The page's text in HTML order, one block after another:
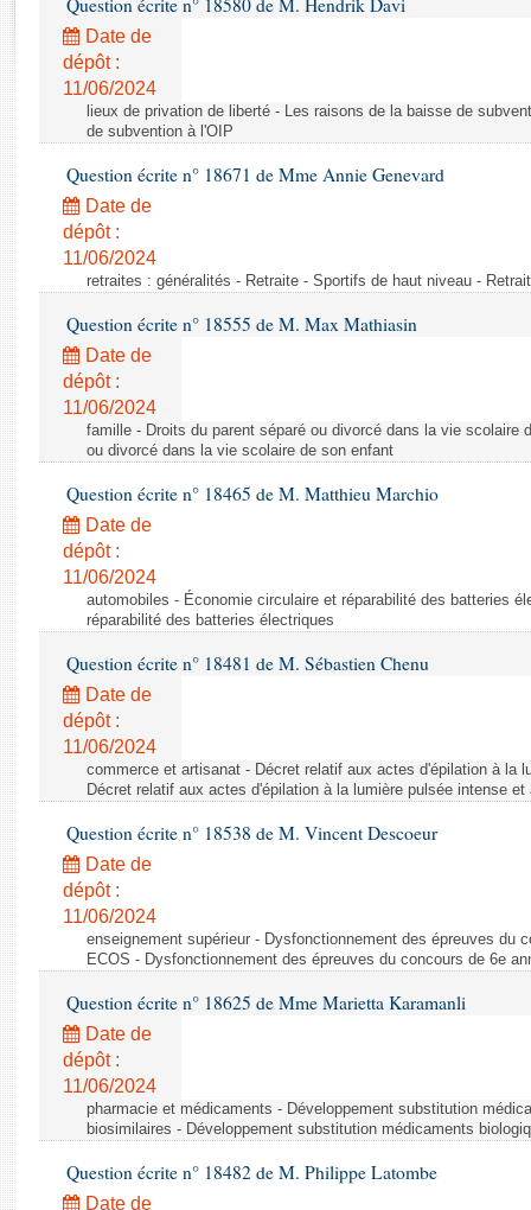
Rapports d'enquête
Rapports législatifs
Rapports sur l'application des lois
Baromètre de l’application des lois
Budget et sécurité sociale
Questions écrites et orales
Comptes rendus des débats
Question écrite n° 18580 de M. Hendrik Davi
Date de
dépôt :
11/06/2024
lieux de privation de liberté - Les raisons de la baisse de
de subvention à l'OIP
Question écrite n° 18671 de Mme Annie Genevard
Date de
dépôt :
11/06/2024
retraites : généralités - Retraite - Sportifs de haut niveau -
Question écrite n° 18555 de M. Max Mathiasin
Date de
dépôt :
11/06/2024
famille - Droits du parent séparé ou divorcé dans la vie scolaire
ou divorcé dans la vie scolaire de son enfant
Question écrite n° 18465 de M. Matthieu Marchio
Date de
dépôt :
11/06/2024
automobiles - Économie circulaire et réparabilité des batteries
réparabilité des batteries électriques
Question écrite n° 18481 de M. Sébastien Chenu
Date de
dépôt :
11/06/2024
commerce et artisanat - Décret relatif aux actes d'épilation à la
Décret relatif aux actes d'épilation à la lumière pulsée intense et
Question écrite n° 18538 de M. Vincent Descoeur
Date de
dépôt :
11/06/2024
enseignement supérieur - Dysfonctionnement des épreuves du
ECOS - Dysfonctionnement des épreuves du concours de 6e
Question écrite n° 18625 de Mme Marietta Karamanli
Date de
dépôt :
11/06/2024
pharmacie et médicaments - Développement substitution
biosimilaires - Développement substitution médicaments
Question écrite n° 18482 de M. Philippe Latombe
Date de